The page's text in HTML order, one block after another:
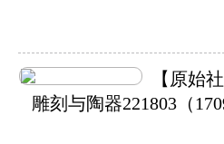
【原始
雕刻与陶器221803（